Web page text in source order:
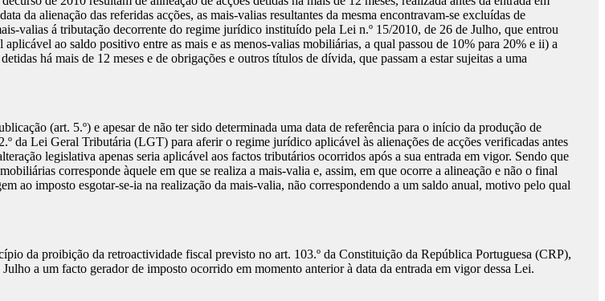
da alienação das referidas acções, as mais-valias resultantes da mesma encontravam-se excluídas de
valias á tributação decorrente do regime jurídico instituído pela Lei n.º 15/2010, de 26 de Julho, que entrou
ao saldo positivo entre as mais e as menos-valias mobiliárias, a qual passou de 10% para 20% e ii) a
há mais de 12 meses e de obrigações e outros títulos de dívida, que passam a estar sujeitas a uma
(art. 5.º) e apesar de não ter sido determinada uma data de referência para o início da produção de
da Lei Geral Tributária (LGT) para aferir o regime jurídico aplicável às alienações de acções verificadas antes
legislativa apenas seria aplicável aos factos tributários ocorridos após a sua entrada em vigor. Sendo que
corresponde àquele em que se realiza a mais-valia e, assim, em que ocorre a alineação e não o final
ao imposto esgotar-se-ia na realização da mais-valia, não correspondendo a um saldo anual, motivo pelo qual
da proibição da retroactividade fiscal previsto no art. 103.º da Constituição da República Portuguesa (CRP),
a um facto gerador de imposto ocorrido em momento anterior à data da entrada em vigor dessa Lei.